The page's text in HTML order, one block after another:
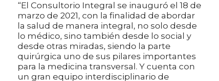
“El Consultorio Integral se inauguró el 18 de
marzo de 2021, con la finalidad de abordar
la salud de manera integral, no solo desde
lo médico, sino también desde lo social y
desde otras miradas, siendo la parte
quirúrgica uno de sus pilares importantes
para la medicina transversal. Y cuenta con
un gran equipo interdisciplinario de